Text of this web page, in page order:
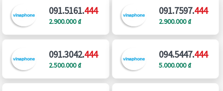
091.5161.444
2.900.000 ₫
091.7597.444
2.900.000 ₫
091.3042.444
2.500.000 ₫
094.5447.444
5.000.000 ₫